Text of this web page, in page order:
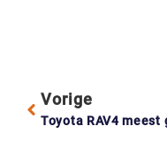
Vorige